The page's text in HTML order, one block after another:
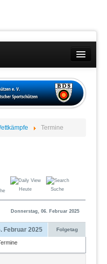
Termine
Heute Suche
Donnerstag, 06. Februar 2025
Februar 2025 Folgetag